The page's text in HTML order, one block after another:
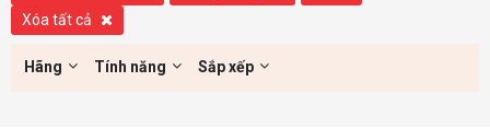
Xóa tất cả
Hãng Tính năng Sắp xếp